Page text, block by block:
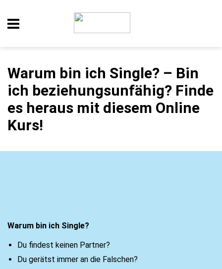
Warum bin ich Single? – Bin
ich beziehungsunfähig? Finde
es heraus mit diesem Online
Kurs!
Warum bin ich Single?
Du findest keinen Partner?
Du gerätst immer an die Falschen?